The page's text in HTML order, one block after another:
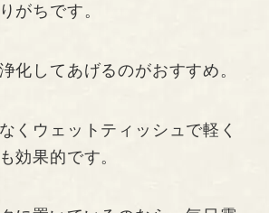
がちです。
化してあげるのがおすすめ。
くウェットティッシュで軽く
効果的です。